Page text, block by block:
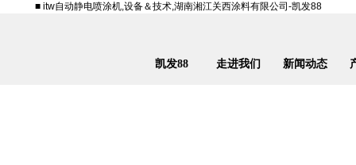
■ itw自动静电喷涂机,设备＆技术,湖南湘江关西涂料有限公司-凯发88
凯发88 走进我们 新闻动态